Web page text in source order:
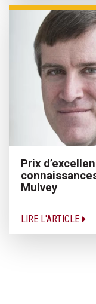
Prix
Mulvey
LIRE L'ARTICLE